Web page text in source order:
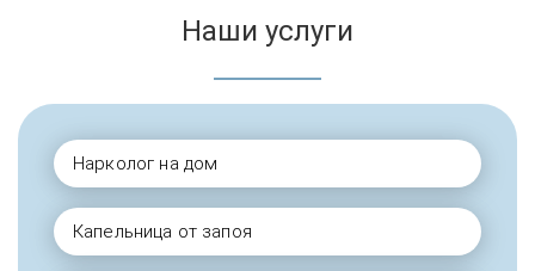
Наши услуги
Нарколог на дом
Капельница от запоя